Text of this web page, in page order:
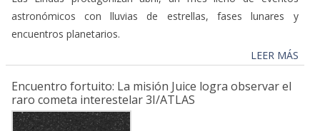
astronómicos con lluvias de estrellas, fases lunares y
encuentros planetarios.
LEER MÁS
Encuentro fortuito: La misión Juice logra observar el
raro cometa interestelar 3I/ATLAS